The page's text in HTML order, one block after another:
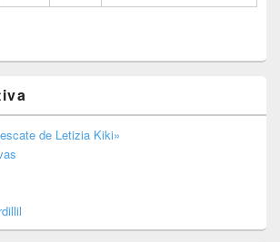
de Letizia Kiki»